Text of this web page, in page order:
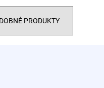
PRODUKTY